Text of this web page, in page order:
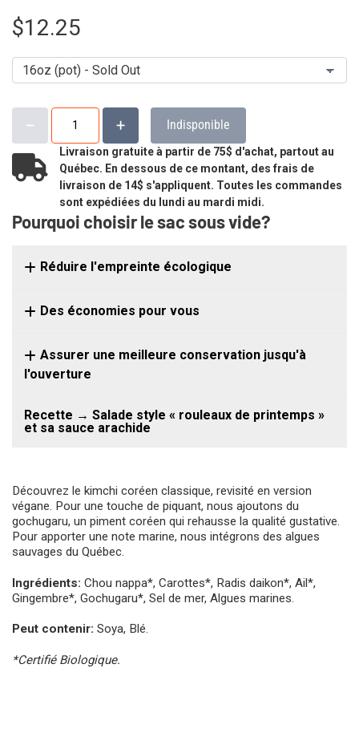
$12.25
Indisponible
Livraison gratuite à partir de 75$ d'achat, partout au
Québec. En dessous de ce montant, des frais de
livraison de 14$ s'appliquent. Toutes les commandes
sont expédiées du lundi au mardi midi.
Pourquoi choisir le sac sous vide?
Réduire l'empreinte écologique
Des économies pour vous
Assurer une meilleure conservation jusqu'à
l'ouverture
Recette → Salade style « rouleaux de printemps »
et sa sauce arachide
Découvrez le kimchi coréen classique, revisité en version
végane. Pour une touche de piquant, nous ajoutons du
gochugaru, un piment coréen qui rehausse la qualité gustative.
Pour apporter une note marine, nous intégrons des algues
sauvages du Québec.
Ingrédients: Chou nappa*, Carottes*, Radis daikon*, Ail*,
Gingembre*, Gochugaru*, Sel de mer, Algues marines.
Peut contenir: Soya, Blé.
*Certifié Biologique.